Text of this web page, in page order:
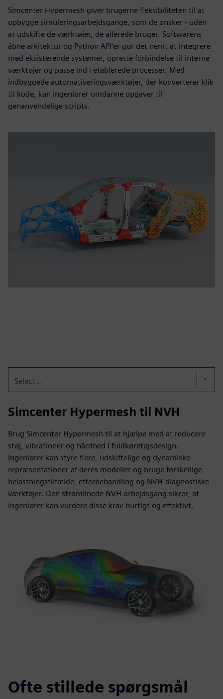
Simcenter Hypermesh giver brugerne fleksibiliteten til at
opbygge simuleringsarbejdsgange, som de ønsker - uden
at udskifte de værktøjer, de allerede bruger. Softwarens
åbne arkitektur og Python API'er gør det nemt at integrere
med eksisterende systemer, oprette forbindelse til interne
værktøjer og passe ind i etablerede processer. Med
indbyggede automatiseringsværktøjer, der konverterer klik
til kode, kan ingeniører omdanne opgaver til
genanvendelige scripts.
Select...
Simcenter Hypermesh til NVH
Brug Simcenter Hypermesh til at hjælpe med at reducere
støj, vibrationer og hårdhed i fuldkøretøjsdesign.
Ingeniører kan styre flere, udskiftelige og dynamiske
repræsentationer af deres modeller og bruge forskellige
belastningstilfælde, efterbehandling og NVH-diagnostiske
værktøjer. Den strømlinede NVH-arbejdsgang sikrer, at
ingeniører kan vurdere disse krav hurtigt og effektivt.
Ofte stillede spørgsmål